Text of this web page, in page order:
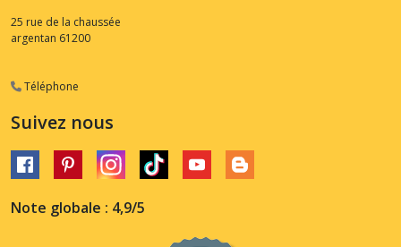
25 rue de la chaussée
argentan 61200
Téléphone
Suivez nous
Note globale : 4,9/5